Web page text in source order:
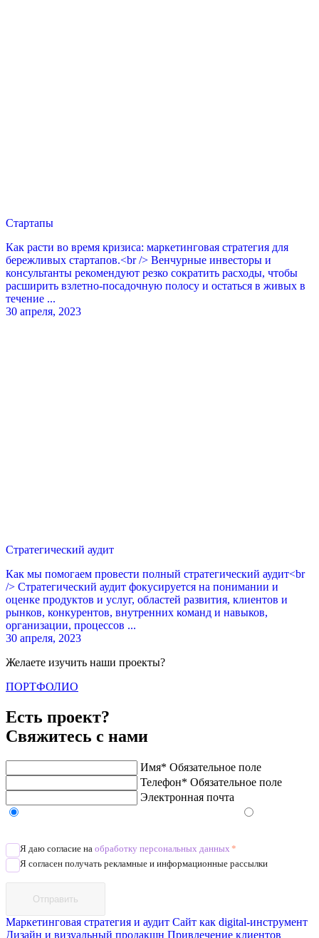
Стартапы
Как расти во время кризиса: маркетинговая стратегия для
бережливых стартапов.<br /> Венчурные инвесторы и
консультанты рекомендуют резко сократить расходы, чтобы
расширить взлетно-посадочную полосу и остаться в живых в
течение ...
30 апреля, 2023
Стратегический аудит
Как мы помогаем провести полный стратегический аудит<br
/> Стратегический аудит фокусируется на понимании и
оценке продуктов и услуг, областей развития, клиентов и
рынков, конкурентов, внутренних команд и навыков,
организации, процессов ...
30 апреля, 2023
Желаете изучить наши проекты?
ПОРТФОЛИО
Есть проект?
Свяжитесь с нами
Имя* Обязательное поле
Телефон* Обязательное поле
Электронная почта
Я даю согласие на обработку персональных данных *
Я согласен получать рекламные и информационные рассылки
Отправить
Маркетинговая стратегия и аудит Сайт как digital-инструмент
Дизайн и визуальный продакшн Привлечение клиентов